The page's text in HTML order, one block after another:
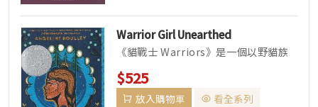
Warrior Girl Unearthed
《貓戰士 Warriors》是一個以野貓族
群為主角的奇幻冒險系列，描寫牠們在
森林中建立部族、遵守族規...
$525
放入購物車 看全系列